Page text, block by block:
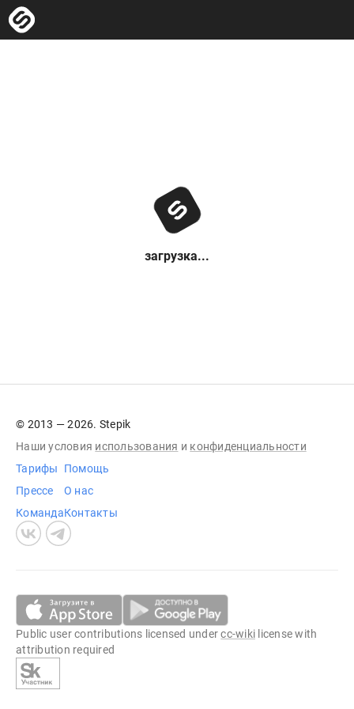
загрузка...
© 2013 — 2026. Stepik
Наши условия использования и конфиденциальности
Тарифы
Прессе
Команда
Помощь
О нас
Контакты
Public user contributions licensed undercc-wiki license with
attribution required